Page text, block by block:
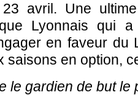
avril. Une
Lyonnais qui
en faveur du
saisons en option,
le gardien de but le